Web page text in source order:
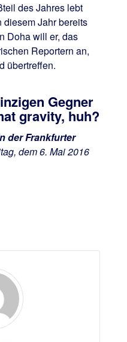
des Jahres lebt
diesem Jahr bereits
Doha will er, das
Reportern an,
übertreffen.
Gegner
gravity, huh?
der Frankfurter
dem 6. Mai 2016